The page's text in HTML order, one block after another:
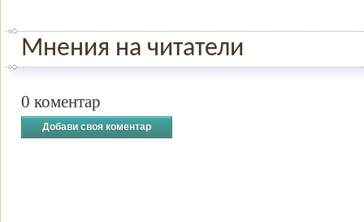
Мнения на читатели
0 коментар
Добави своя коментар